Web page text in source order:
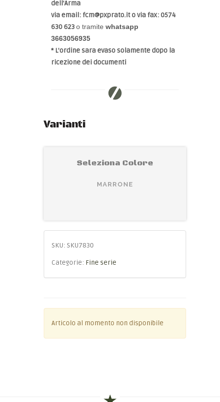
dell'Arma
via email: fcm@pxprato.ito via fax: 0574
630 623 o tramite whatsapp
3663056935
* L'ordine sara evaso solamente dopo la
ricezione dei documenti
Varianti
Seleziona Colore
MARRONE
SKU: SKU7830
Categorie: Fine serie
Articolo al momento non disponibile